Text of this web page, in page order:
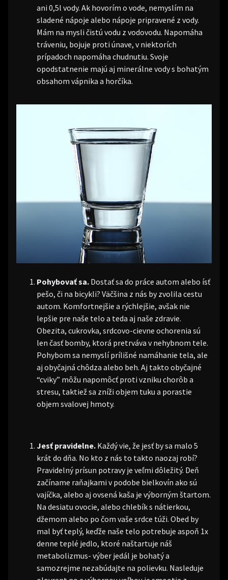
ani 0,5l vody. Ak hovorím o vode, nemyslím na
sladené nápoje alebo nápoje pripravené z vody.
Mám na mysli čistú vodu z vodovodu. Napomáha
tráveniu, bojuje proti únave, v niektorích
prípadoch napomáha chudnutiu. Svoje
opodstatnenie majú aj minerálne vody s bohatým
obsahom vápnika a horčíka.
Pohybovať sa. Dostať sa do práce autom alebo ísť
pešo, či na bicykli? Väčšina z nás by zvolila cestu
autom. Komfortnejšie a rýchlejšie, avšak nie
lepšie pre naše telo a teda aj naše zdravie.
Obezita, cukrovka, srdcovo-cievne ochorenia sú
len časť bomby, ktorá pretrváva v nehybnom tele.
Pohybom sa nemyslí prílišné namáhanie tela, ale
aj obyčajná chôdza alebo beh. Aj takto obyčajné
“cviky” môžu napomôcť proti vzniku chorôb a
stresu, taktiež sa zníži objem tuku a porastie
objem svalovej hmoty.
Jesť pravidelne. Každý vie, že jesť by sa malo 5
krát do dňa. No kto z nás to takto naozaj robí?
Pravidelný prísun potravy je veľmi dôležitý. Deň
začíname raňajkami v podobe bielkovín ako sú
vajíčka, alebo aj ovsená kaša je výborným štartom.
Na desiatu ovocie, alebo chlebík s nátierkou,
džemom alebo po čom vaše srdce túži. Obed by
mal byť teplý, keďže naše telo potrebuje aspoň 1x
denne teplé jedlo, ktoré naštartuje náš
metabolizmus- výber jedál je bohatý a
samozrejme nezabúdajte na polievku. Nasleduje